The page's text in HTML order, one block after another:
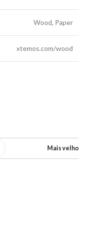
Wood, Paper
xtemos.com/wood
Mais velho